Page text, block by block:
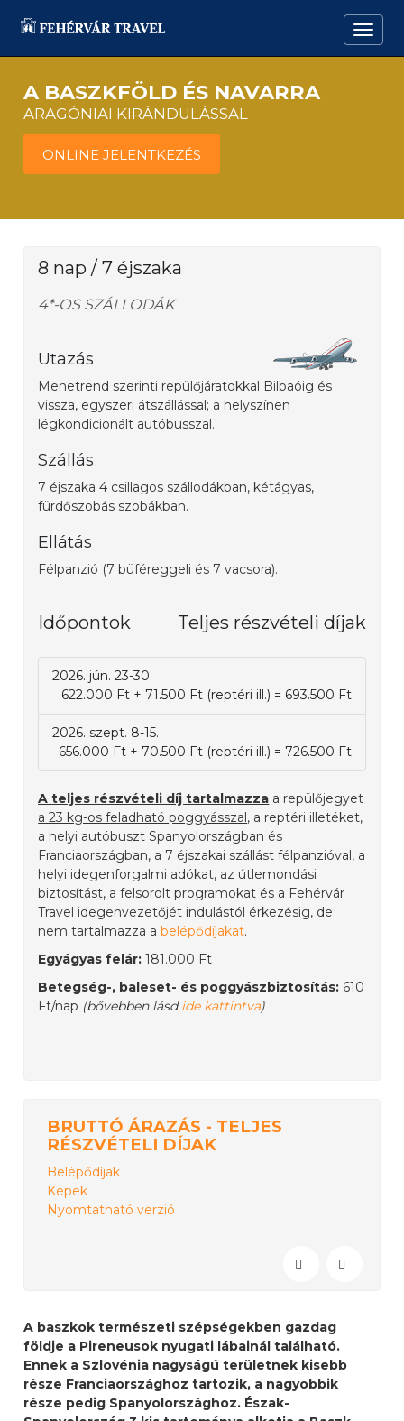
A BASZKFÖLD ÉS NAVARRA
ARAGÓNIAI KIRÁNDULÁSSAL
ONLINE JELENTKEZÉS
8 nap / 7 éjszaka
4*-OS SZÁLLODÁK
Utazás
Menetrend szerinti repülőjáratokkal Bilbaóig és
vissza, egyszeri átszállással; a helyszínen
légkondicionált autóbusszal.
Szállás
7 éjszaka 4 csillagos szállodákban, kétágyas,
fürdőszobás szobákban.
Ellátás
Félpanzió (7 büféreggeli és 7 vacsora).
Időpontok Teljes részvételi díjak
2026. jún. 23-30.
622.000 Ft + 71.500 Ft (reptéri ill.) = 693.500 Ft
2026. szept. 8-15.
656.000 Ft + 70.500 Ft (reptéri ill.) = 726.500 Ft
A teljes részvételi díj tartalmazza a repülőjegyet
a 23 kg-os feladható poggyásszal, a reptéri illetéket,
a helyi autóbuszt Spanyolországban és
Franciaországban, a 7 éjszakai szállást félpanzióval, a
helyi idegenforgalmi adókat, az útlemondási
biztosítást, a felsorolt programokat és a Fehérvár
Travel idegenvezetőjét indulástól érkezésig, de
nem tartalmazza abelépődíjakat.
Egyágyas felár: 181.000 Ft
Betegség-, baleset- és poggyászbiztosítás: 610
Ft/nap (bővebben lásdide kattintva)
BRUTTÓ ÁRAZÁS - TELJES
RÉSZVÉTELI DÍJAK
Belépődíjak
Képek
Nyomtatható verzió
A baszkok természeti szépségekben gazdag
földje a Pireneusok nyugati lábainál található.
Ennek a Szlovénia nagyságú területnek kisebb
része Franciaországhoz tartozik, a nagyobbik
része pedig Spanyolországhoz. Észak-